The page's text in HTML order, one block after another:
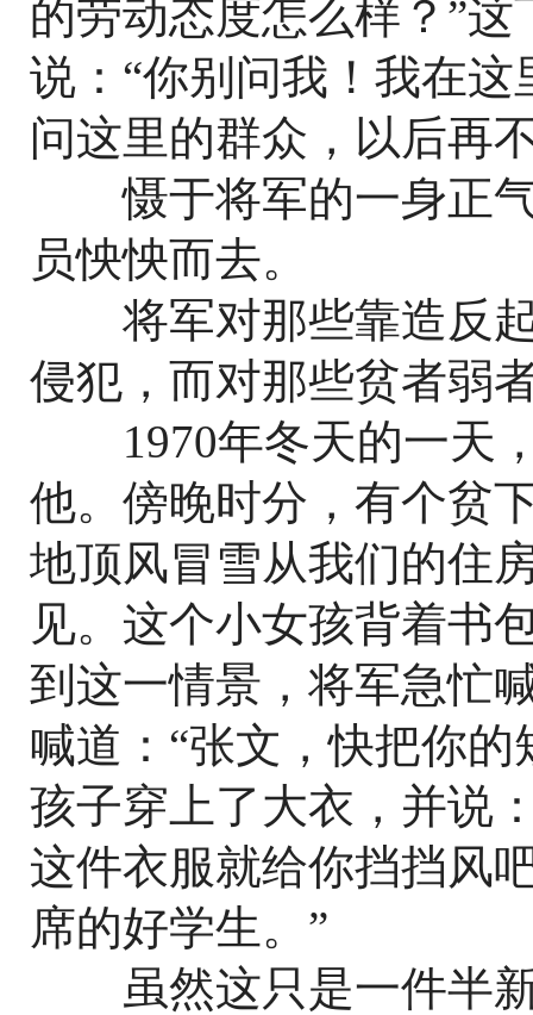
的劳动态度怎么样？”
说：“你别问我！我在
问这里的群众，以后再
慑于将军的一身正气
员怏怏而去。
将军对那些靠造反起
侵犯，而对那些贫者弱
1970年冬天的一天，
他。傍晚时分，有个贫
地顶风冒雪从我们的住
见。这个小女孩背着书
到这一情景，将军急忙
喊道：“张文，快把你
孩子穿上了大衣，并说
这件衣服就给你挡挡风
席的好学生。”
虽然这只是一件半新